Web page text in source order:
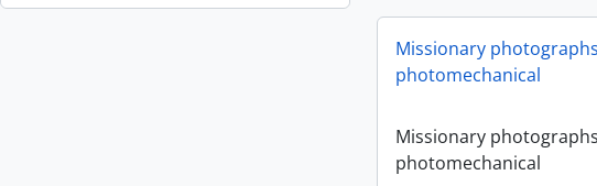
Missionary
photomechanical
Missionary
photomechanical